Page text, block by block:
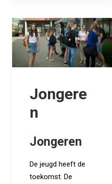
Jongere
n
Jongeren
De jeugd heeft de
toekomst. De